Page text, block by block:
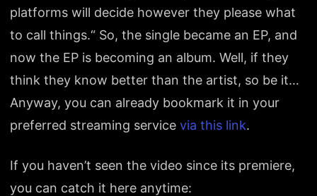
platforms will decide however they please what
to call things.“ So, the single became an EP, and
now the EP is becoming an album. Well, if they
think they know better than the artist, so be it…
Anyway, you can already bookmark it in your
preferred streaming servicevia this link.
If you haven’t seen the video since its premiere,
you can catch it here anytime: